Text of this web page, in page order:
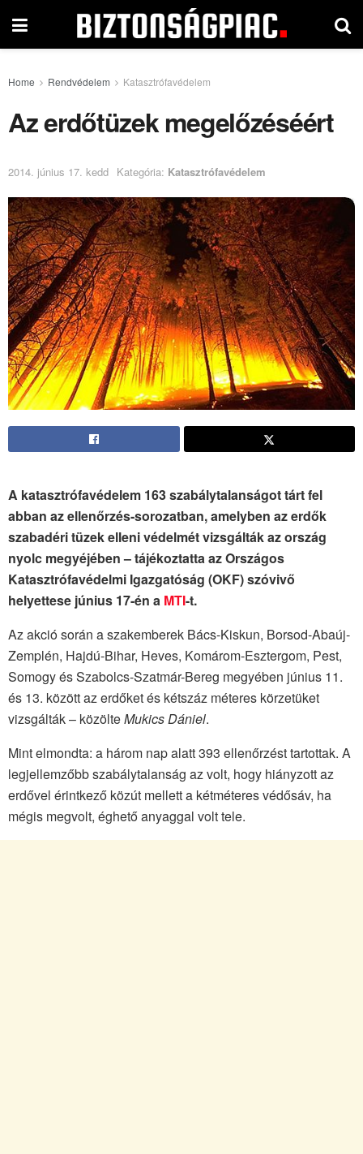
Home Rendvédelem Katasztrófavédelem
Az erdőtüzek megelőzéséért
2014. június 17. kedd Kategória: Katasztrófavédelem
A katasztrófavédelem 163 szabálytalanságot tárt fel
abban az ellenőrzés-sorozatban, amelyben az erdők
szabadéri tüzek elleni védelmét vizsgálták az ország
nyolc megyéjében – tájékoztatta az Országos
Katasztrófavédelmi Igazgatóság (OKF) szóvivő
helyettese június 17-én a MTI-t.
Az akció során a szakemberek Bács-Kiskun, Borsod-Abaúj-
Zemplén, Hajdú-Bihar, Heves, Komárom-Esztergom, Pest,
Somogy és Szabolcs-Szatmár-Bereg megyében június 11.
és 13. között az erdőket és kétszáz méteres körzetüket
vizsgálták – közölteMukics Dániel.
Mint elmondta: a három nap alatt 393 ellenőrzést tartottak. A
legjellemzőbb szabálytalanság az volt, hogy hiányzott az
erdővel érintkező közút mellett a kétméteres védősáv, ha
mégis megvolt, éghető anyaggal volt tele.